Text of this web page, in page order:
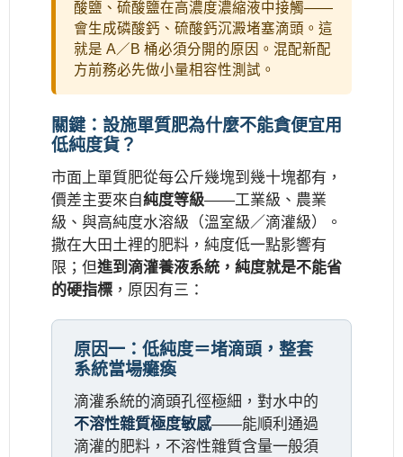
酸鹽、硫酸鹽在高濃度濃縮液中接觸——
會生成磷酸鈣、硫酸鈣沉澱堵塞滴頭。這
就是 A／B 桶必須分開的原因。混配新配
方前務必先做小量相容性測試。
關鍵：設施單質肥為什麼不能貪便宜用
低純度貨？
市面上單質肥從每公斤幾塊到幾十塊都有，
價差主要來自純度等級——工業級、農業
級、與高純度水溶級（溫室級／滴灌級）。
撒在大田土裡的肥料，純度低一點影響有
限；但進到滴灌養液系統，純度就是不能省
的硬指標 ，原因有三：
原因一：低純度＝堵滴頭，整套
系統當場癱瘓
滴灌系統的滴頭孔徑極細，對水中的
不溶性雜質極度敏感——能順利通過
滴灌的肥料，不溶性雜質含量一般須